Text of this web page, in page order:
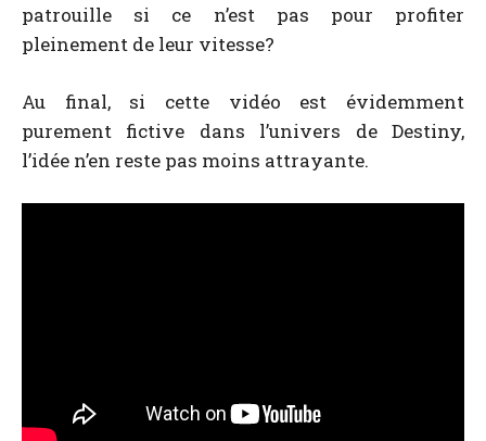
patrouille si ce n’est pas pour profiter
pleinement de leur vitesse?
Au final, si cette vidéo est évidemment
purement fictive dans l’univers de Destiny,
l’idée n’en reste pas moins attrayante.